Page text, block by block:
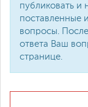
публиковать и
поставленные
вопросы.
ответа Ваш
странице.